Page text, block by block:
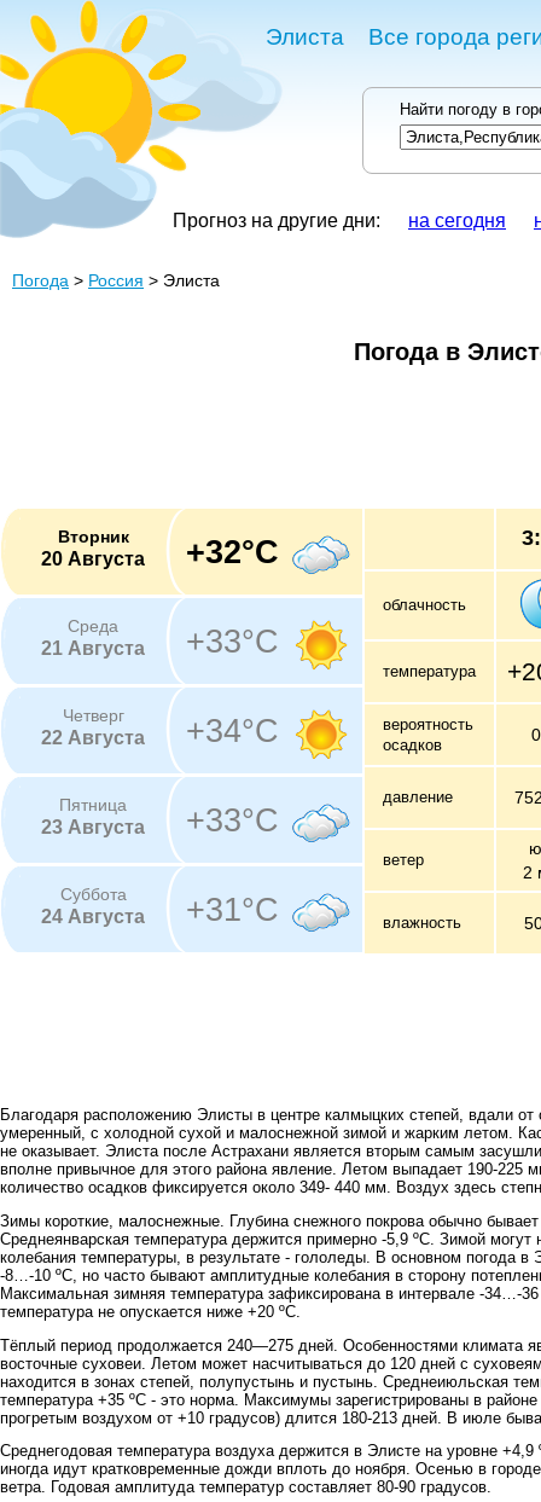
Элиста Все города
Найти погоду в
Прогноз на другие дни: на сегодня
Погода > Россия > Элиста
Погода в
Вторник
20 Августа +32°C
Среда
21 Августа +33°C
Четверг
22 Августа +34°C
Пятница
23 Августа +33°C
Суббота
24 Августа +31°C
облачность
температура
вероятность
осадков
давление
ветер
2
влажность
Благодаря расположению Элисты в центре калмыцких степей, вдали от
умеренный, с холодной сухой и малоснежной зимой и жарким летом.
не оказывает. Элиста после Астрахани является вторым самым
вполне привычное для этого района явление. Летом выпадает 190-225
количество осадков фиксируется около 349- 440 мм. Воздух здесь
Зимы короткие, малоснежные. Глубина снежного покрова обычно
Среднеянварская температура держится примерно -5,9 ºС. Зимой
колебания температуры, в результате - гололеды. В основном погода в
-8…-10 ºС, но часто бывают амплитудные колебания в сторону
Максимальная зимняя температура зафиксирована в интервале -34…-
температура не опускается ниже +20 ºС.
Тёплый период продолжается 240—275 дней. Особенностями климата
восточные суховеи. Летом может насчитываться до 120 дней с
находится в зонах степей, полупустынь и пустынь. Среднеиюльская
температура +35 ºС - это норма. Максимумы зарегистрированы в
прогретым воздухом от +10 градусов) длится 180-213 дней. В июле
Среднегодовая температура воздуха держится в Элисте на уровне
иногда идут кратковременные дожди вплоть до ноября. Осенью в
ветра. Годовая амплитуда температур составляет 80-90 градусов.